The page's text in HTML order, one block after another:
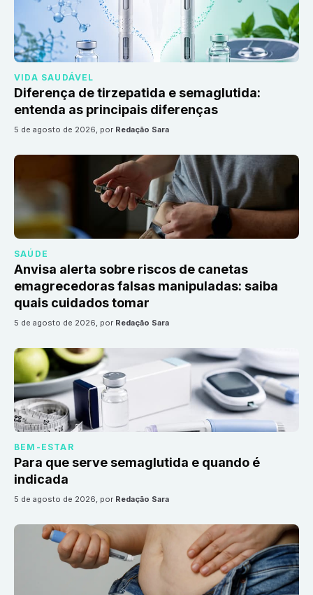
VIDA SAUDÁVEL
Diferença de tirzepatida e semaglutida:
entenda as principais diferenças
5 de agosto de 2026, por Redação Sara
SAÚDE
Anvisa alerta sobre riscos de canetas
emagrecedoras falsas manipuladas: saiba
quais cuidados tomar
5 de agosto de 2026, por Redação Sara
BEM-ESTAR
Para que serve semaglutida e quando é
indicada
5 de agosto de 2026, por Redação Sara